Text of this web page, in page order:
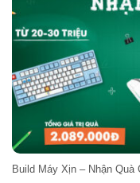
Build Máy Xịn – Nhận Quà